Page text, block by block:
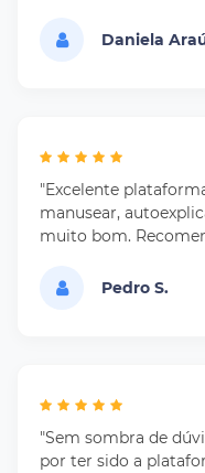
Daniela
"Excelente
manusear,
muito bom.
Pedro S.
"Sem sombra de
por ter sido a